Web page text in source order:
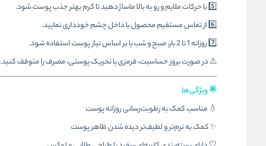
5️⃣ با حرکات ملایم و رو به بالا ماساژ دهید تا کرم بهتر جذب پوست شود.
6️⃣ از تماس مستقیم محصول با داخل چشم خودداری نمایید.
7️⃣ روزانه 1 تا 2 بار، صبح و شب یا بر اساس نیاز پوست استفاده شود.
⚠️ در صورت بروز حساسیت، قرمزی یا تحریک پوستی، مصرف را متوقف کنید.
🌟 ویژگی‌ها
💧 مناسب کمک به رطوبت‌رسانی روزانه پوست
✨ کمک به نرم‌تر و لطیف‌تر دیده شدن ظاهر پوست